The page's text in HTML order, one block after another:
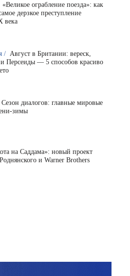
«Великое ограбление поезда»: как
дерзкое преступление
века
/ Август в Британии: вереск,
Персеиды — 5 способов красиво
Сезон диалогов: главные мировые
зимы
на Саддама»: новый проект
и Warner Brothers